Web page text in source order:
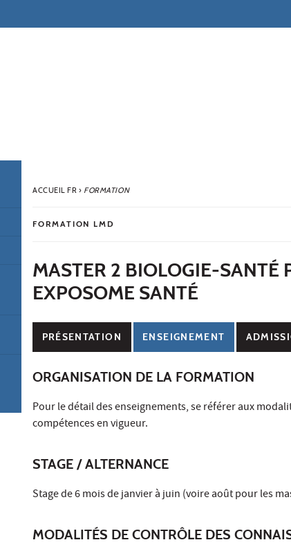
ACCUEIL FR› FORMATION
FORMATION LMD
MASTER 2 BIOLOGIE-SANTÉ
EXPOSOME SANTÉ
PRÉSENTATION ENSEIGNEMENT
ORGANISATION DE LA FORMATION
Pour le détail des enseignements, se référer aux
compétences en vigueur.
STAGE / ALTERNANCE
Stage de 6 mois de janvier à juin (voire août pour les
MODALITÉS DE CONTRÔLE DES